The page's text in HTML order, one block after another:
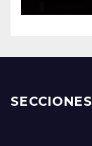
SECCIONES